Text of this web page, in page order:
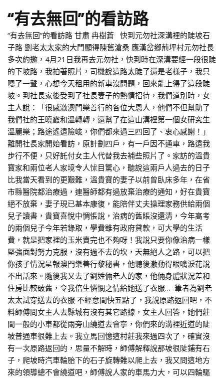
“有去無回”的看訪路
“有去無回”的看訪路 甘肅 冉樹蒼 快到元勿社深溝裡的陡坡石
子路 劉老太太家的大門顯得陳舊滄桑 應漢岔鄉荊坪村元勿社長
多次約邀，4月21日我再去元勿社，快到時在深溝要經一段很陡
的下坡路，我拍著照片，司機說這路太陡了還是老樣子，我只
嗯了一聲，心想今天租用的新車沒問題，回來能上得了這段陡
坡。到社長家後受到了社長妻子的熱情招待，我們道別時，女
主人說：「很感激澳門樂善行的各位大恩人，他們不但幫助了
我們社的王曉霞和溫轉轉，還幫了在這山溝裡第一個女研究生
溫麗樂；路途遙遠險峻，你們都來過三四回了、衷心感謝！」
離開社長家開始看訪，原計劃四戶，有一戶因不通車，路遠我
步行不便，只好託付女主人代替我去補些照片了。家訪的溫貴
寶家和兩位老人家境令人怵目驚心，聽說這兩戶人過去的日子
比我當天看到的更艱難，溫貴寶的妻子以前曾臥床多年，在省
市縣醫院都治療過，連醫師都有過放棄治療的通知，好在貴寶
絕不放棄，妻子現已基本康復，能陪伴丈夫操理家務供給兩個
兒子讀書，貴寶喜悅中惆悵說，治病的舊賬沒還清，今年高考
的兩個兒子今年若錄取，學費雖有政府貸款，可大學的生活
費，就是把家裡的玉米賣完也不夠呀！我說只要你像治病一樣
堅強面對努力克服，沒有過不去的坎，天無絕人之路，可以把
你孩子情況呈報澳門樂善行黎秘書，他聽後激動得眼噙淚花說
不出話來。隨後我又去了劉姓倆老人的家，他倆身體狀況差和
住房比較破舊，令我倍生憐憫之情給她送了衣服… 筆者為劉老
太太試穿送去的衣服 不經意間快五點了，我說原路返回吧，不
料師傅問女主人去縣城有沒有其它路線，女主人回答，她們莊
間一般的小車都從兩旁山繞道去會寧，你們來的溝裡近道的陡
坡普通車很難上去。我立馬回憶這村莊我來過四次了，確實沒
有一次原路返回的，思量不解時，師傅解釋說那坡很陡鋪有石
子，爬坡時汽車輪胎下的石子旋轉難以爬上去，我又問這地方
來的領導總不會繞道吧，師傅說人家的車馬力大，可以四輪驅